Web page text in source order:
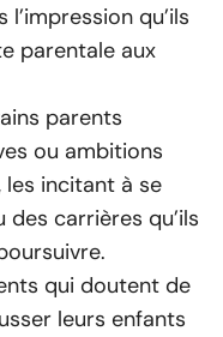
qu’ils
parentale aux
parents
ou ambitions
les incitant à se
carrières qu’ils
qui doutent de
leurs enfants